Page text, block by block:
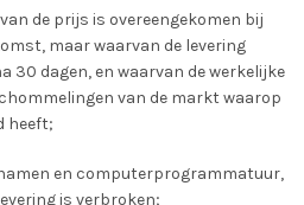
de prijs is overeengekomen bij
maar waarvan de levering
30 dagen, en waarvan de werkelijke
van de markt waarop
heeft;
en computerprogrammatuur,
is verbroken;